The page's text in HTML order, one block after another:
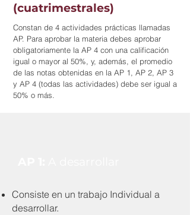
(cuatrimestrales)
Constan de 4 actividades prácticas llamadas
AP. Para aprobar la materia debes aprobar
obligatoriamente la AP 4 con una calificación
igual o mayor al 50%, y, además, el promedio
de las notas obtenidas en la AP 1, AP 2, AP 3
y AP 4 (todas las actividades) debe ser igual a
50% o más.
Consiste en un trabajo Individual a
desarrollar.